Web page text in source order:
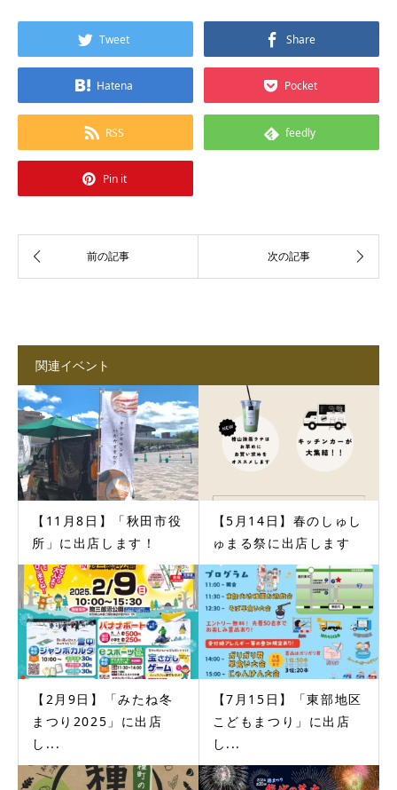
Tweet Share
Hatena Pocket
RSS feedly
Pin it
関連イベント
【11月8日】「秋田市役
所」に出店します！
【5月14日】春のしゅし
ゅまる祭に出店します
【2月9日】「みたね冬
まつり2025」に出店
し...
【7月15日】「東部地区
こどもまつり」に出店
し...